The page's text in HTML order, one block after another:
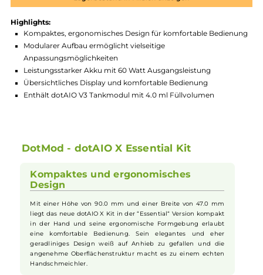
Produktnummer:
DOT_DAXE-001
Hersteller:
GTIN:
Lagerbestand in Filialen anzeigen
Highlights:
Kompaktes, ergonomisches Design für komfortable
Übersichtliches Display und komfortable Bedienung
DotMod - dotAIO X Essential Kit
Kompaktes und ergonomisches
Design